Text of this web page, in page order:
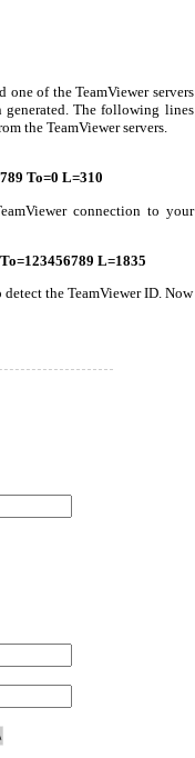
of the TeamViewer servers
generated. The following lines
the TeamViewer servers.
To=0 L=310
connection to your
L=1835
the TeamViewer ID. Now